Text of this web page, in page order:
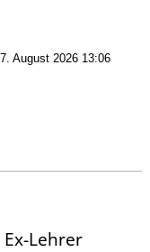
August 2026 13:06
Lehrer